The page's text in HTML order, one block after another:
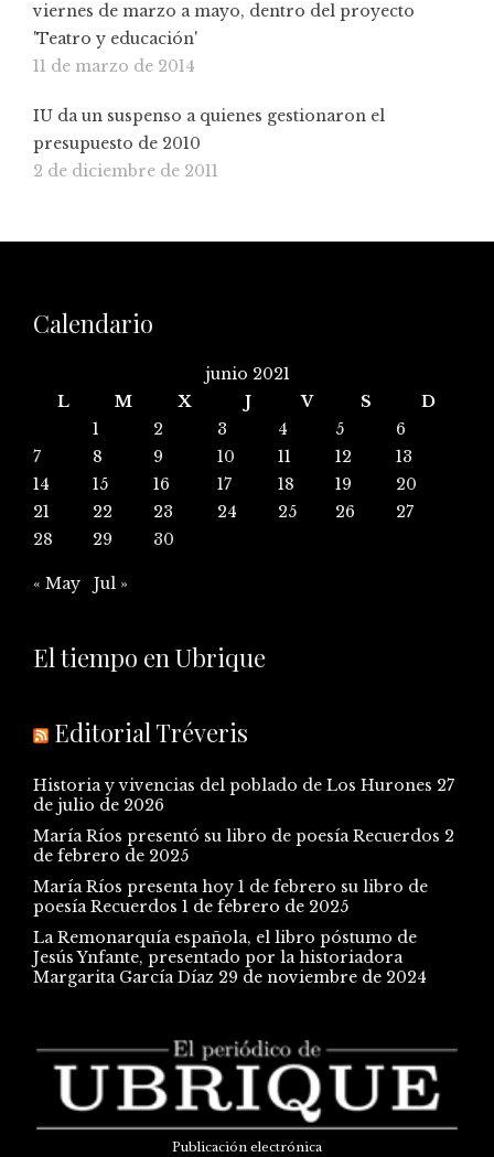
viernes de marzo a mayo, dentro del proyecto
'Teatro y educación'
11 de marzo de 2014
IU da un suspenso a quienes gestionaron el
presupuesto de 2010
2 de diciembre de 2011
Calendario
junio 2021
L
M X J V S
D
1
2 3 4 5
6
7
8 9 10 11 12
13
14
15 16 17 18 19
20
21
22 23 24 25 26
27
28
29 30
« May Jul »
El tiempo en Ubrique
Editorial Tréveris
Historia y vivencias del poblado de Los Hurones 27
de julio de 2026
María Ríos presentó su libro de poesía Recuerdos 2
de febrero de 2025
María Ríos presenta hoy 1 de febrero su libro de
poesía Recuerdos 1 de febrero de 2025
La Remonarquía española, el libro póstumo de
Jesús Ynfante, presentado por la historiadora
Margarita García Díaz 29 de noviembre de 2024
Publicación electrónica